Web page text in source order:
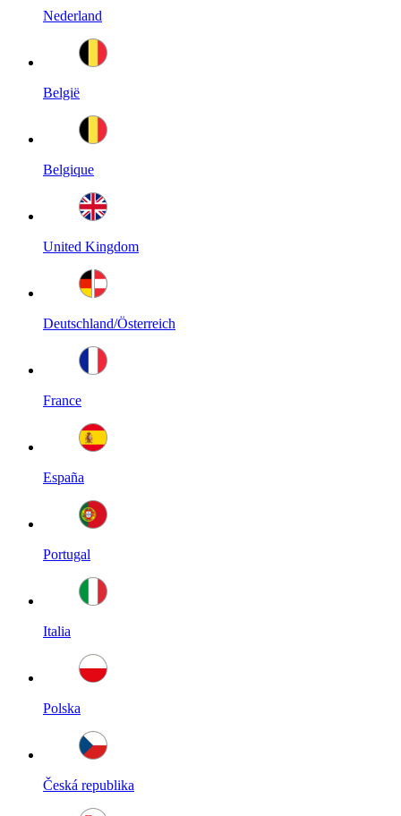
Nederland
België
Belgique
United Kingdom
Deutschland/Österreich
France
España
Portugal
Italia
Polska
Česká republika